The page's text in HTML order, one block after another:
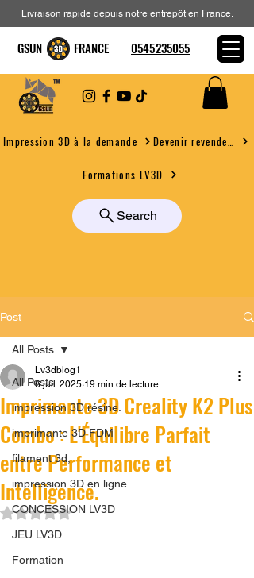
Impression 3D à la demande
Formations LV3D
Search
Livraison rapide depuis notre entrepôt en France.
GSUN FRANCE 0545235055
Post
All Posts
impression 3D résine.
imprimante 3D FDM
filament 3d,
impression 3D en ligne
CONCESSION LV3D
JEU LV3D
Formation
All Posts
Imprimante 3D Creality K2 Plus
Combo : L'Équilibre Parfait
entre Performance et
Intelligence.
Lv3dblog1
6 juil. 2025 19 min de lecture
Noté NaN étoiles sur 5.